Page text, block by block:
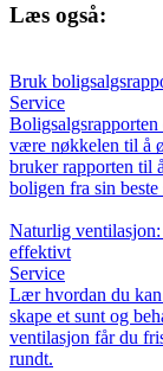
Læs også:
Bruk
Service
være nøkkelen til å
bruker rapporten til
boligen fra sin
Naturlig
effektivt
Service
Lær hvordan du
skape et sunt og
ventilasjon får du
rundt.